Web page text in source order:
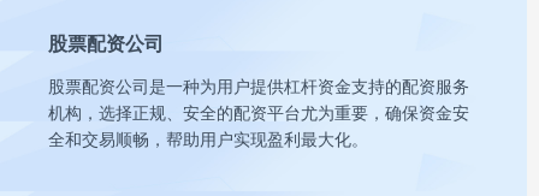
股票配资公司
股票配资公司是一种为用户提供杠杆资金支持的配资服务
机构，选择正规、安全的配资平台尤为重要，确保资金安
全和交易顺畅，帮助用户实现盈利最大化。